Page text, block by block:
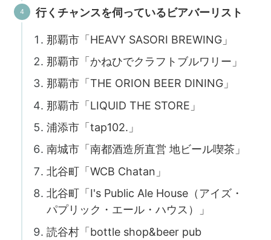
行くチャンスを伺っているビアバーリスト
那覇市「HEAVY SASORI BREWING」
那覇市「かねひでクラフトブルワリー」
那覇市「THE ORION BEER DINING」
那覇市「LIQUID THE STORE」
浦添市「tap102.」
南城市「南都酒造所直営 地ビール喫茶」
北谷町「WCB Chatan」
北谷町「I's Public Ale House（アイズ・
パプリック・エール・ハウス）」
読谷村「bottle shop&beer pub